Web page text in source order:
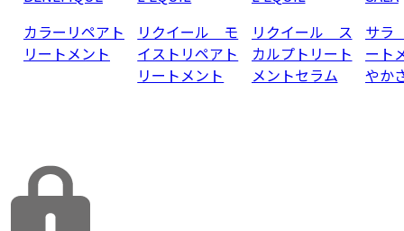
カラーリペアト
リートメント
リクイール モ
イストリペアト
リートメント
リクイール ス
カルプトリート
メントセラム
サラ
ート
やか